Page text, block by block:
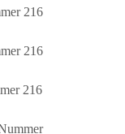
216
216
216